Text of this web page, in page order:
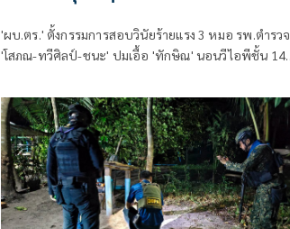
'ผบ.ตร.' ตั้งกรรมการสอบวินัยร้ายแรง 3 หมอ รพ.ตำรวจ
'โสภณ-ทวีศิลป์-ชนะ' ปมเอื้อ 'ทักษิณ' นอนวีไอพีชั้น 14